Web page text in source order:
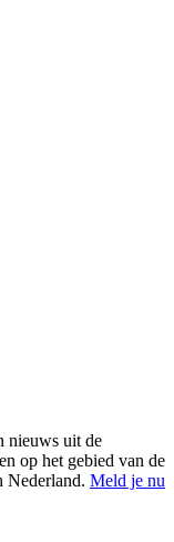
nieuws uit de
op het gebied van de
Nederland. Meld je nu